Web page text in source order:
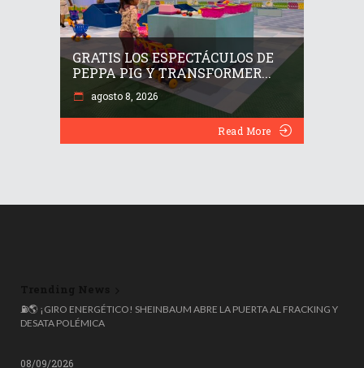
GRATIS LOS ESPECTÁCULOS DE
PEPPA PIG Y TRANSFORMER...
agosto 8, 2026
Read More
⛽🌎 ¡GIRO ENERGÉTICO! SHEINBAUM ABRE LA PUERTA AL FRACKING Y
DESATA POLÉMICA
🌍 ESPAÑA ROZA LOS 50 MILLONES DE HABITANTES, PERO EL 20%
NACIÓ FUERA: COLOMBIANOS, VENEZOLANOS Y MARROQUÍES
08/09/2026